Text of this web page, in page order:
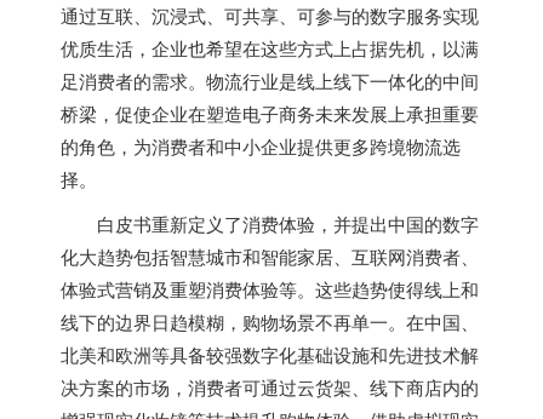
通过互联、沉浸式、可共享、可参与的数字服务实现
优质生活，企业也希望在这些方式上占据先机，以满
足消费者的需求。物流行业是线上线下一体化的中间
桥梁，促使企业在塑造电子商务未来发展上承担重要
的角色，为消费者和中小企业提供更多跨境物流选
择。
白皮书重新定义了消费体验，并提出中国的数字
化大趋势包括智慧城市和智能家居、互联网消费者、
体验式营销及重塑消费体验等。这些趋势使得线上和
线下的边界日趋模糊，购物场景不再单一。在中国、
北美和欧洲等具备较强数字化基础设施和先进技术解
决方案的市场，消费者可通过云货架、线下商店内的